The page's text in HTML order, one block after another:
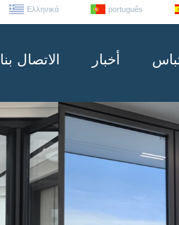
português
Ελληνικά
أخبار الاتصال بنا